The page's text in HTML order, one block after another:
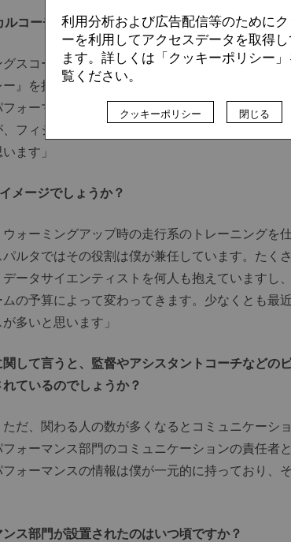
コーチが担える仕事量ではなさそうですね。
スコーチ、データ管理・分析を担当するデータサ
』を担当する3人の人員を置き、それを1人の責任
ォーマンス』部門、『フィジカルパフォーマンス
フィジカル部門が重要視されるようになり、人員
ます」
メージでしょうか？
ォーミングアップ時の走行系のトレーニングを
ルタではその役割は僕が兼任しています。たく
ータサイエンティストを何人も抱えていますし
の予算によって変わってきます。少なくとも最
多いと思います」
して言うと、監督やアシスタントコーチなどの
ているのでしょうか？
だ、関わる人の数が多くなるとコミュニケーシ
ォーマンス部門のコミュニケーションの責任者
ォーマンスの情報は僕が一元的に持っており、
ス部門が設置されたのはいつ頃ですか？
利用分析および広告配信等のためにク
ーを利用してアクセスデータを取得
ます。詳しくは「クッキーポリシー
覧ください。
クッキーポリシー 閉じる